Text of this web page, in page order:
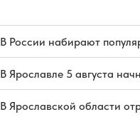
В России набирают
В Ярославле 5 августа
В Ярославской области